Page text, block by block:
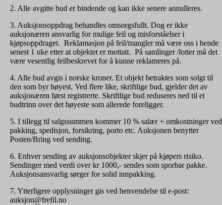
2. Alle avgitte bud er bindende og kan ikke senere annulleres.
3. Auksjonsoppdrag behandles omsorgsfullt. Dog er ikke
auksjonæren ansvarlig for mulige feil og misforståelser i
kjøpsoppdraget. Reklamasjon på feil/mangler må være oss i hende
senest 1 uke etter at objektet er mottatt. På samlinger /lotter må det
være vesentlig feilbeskrevet for å kunne reklameres på.
4. Alle bud avgis i norske kroner. Et objekt betraktes som solgt til
den som byr høyest. Ved flere like, skriftlige bud, gjelder det av
auksjonæren først registrerte. Skriftlige bud reduseres ned til et
budtrinn over det høyeste som allerede foreligger.
5. I tillegg til salgssummen kommer 10 % salær + omkostninger ved
pakking, spedisjon, forsikring, porto etc. Auksjonen benytter
Posten/Bring ved sending.
6. Enhver sending av auksjonsobjekter skjer på kjøpers risiko.
Sendinger med verdi over kr 1000,- sendes som sporbar pakke.
Auksjonsansvarlig sørger for solid innpakking.
7. Ytterligere opplysninger gis ved henvendelse til e-post:
auksjon@frefil.no